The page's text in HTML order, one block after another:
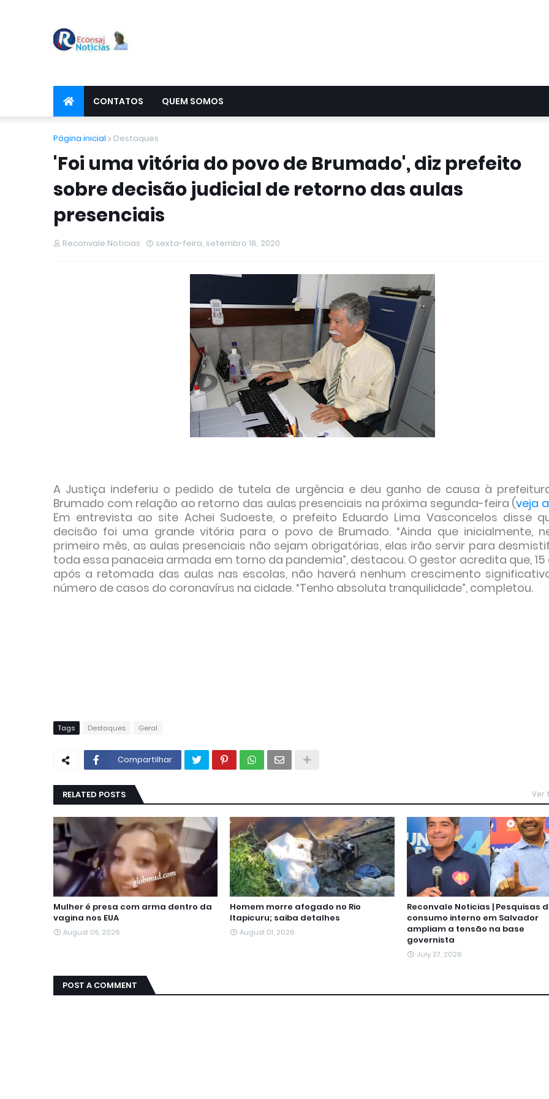
CONTATOS QUEM SOMOS
Página inicial Destaques
'Foi uma vitória do povo de Brumado', diz prefeito
sobre decisão judicial de retorno das aulas
presenciais
Reconvale Noticias sexta-feira, setembro 18, 2020
A Justiça indeferiu o pedido de tutela de urgência e deu ganho de causa à
Brumado com relação ao retorno das aulas presenciais na próxima segunda-feira (veja
Em entrevista ao site Achei Sudoeste, o prefeito Eduardo Lima Vasconcelos disse
decisão foi uma grande vitória para o povo de Brumado. “Ainda que inicialmente,
primeiro mês, as aulas presenciais não sejam obrigatórias, elas irão servir para
toda essa panaceia armada em torno da pandemia”, destacou. O gestor acredita que, 15
após a retomada das aulas nas escolas, não haverá nenhum crescimento
número de casos do coronavírus na cidade. “Tenho absoluta tranquilidade”, completou.
Tags Destaques Geral
Compartilhar
RELATED POSTS Ver
Mulher é presa com arma dentro da
vagina nos EUA
August 05, 2026
Homem morre afogado no Rio
Itapicuru; saiba detalhes
August 01, 2026
Reconvale Noticias | Pesquisas
consumo interno em Salvador
ampliam a tensão na base
governista
July 27, 2026
POST A COMMENT